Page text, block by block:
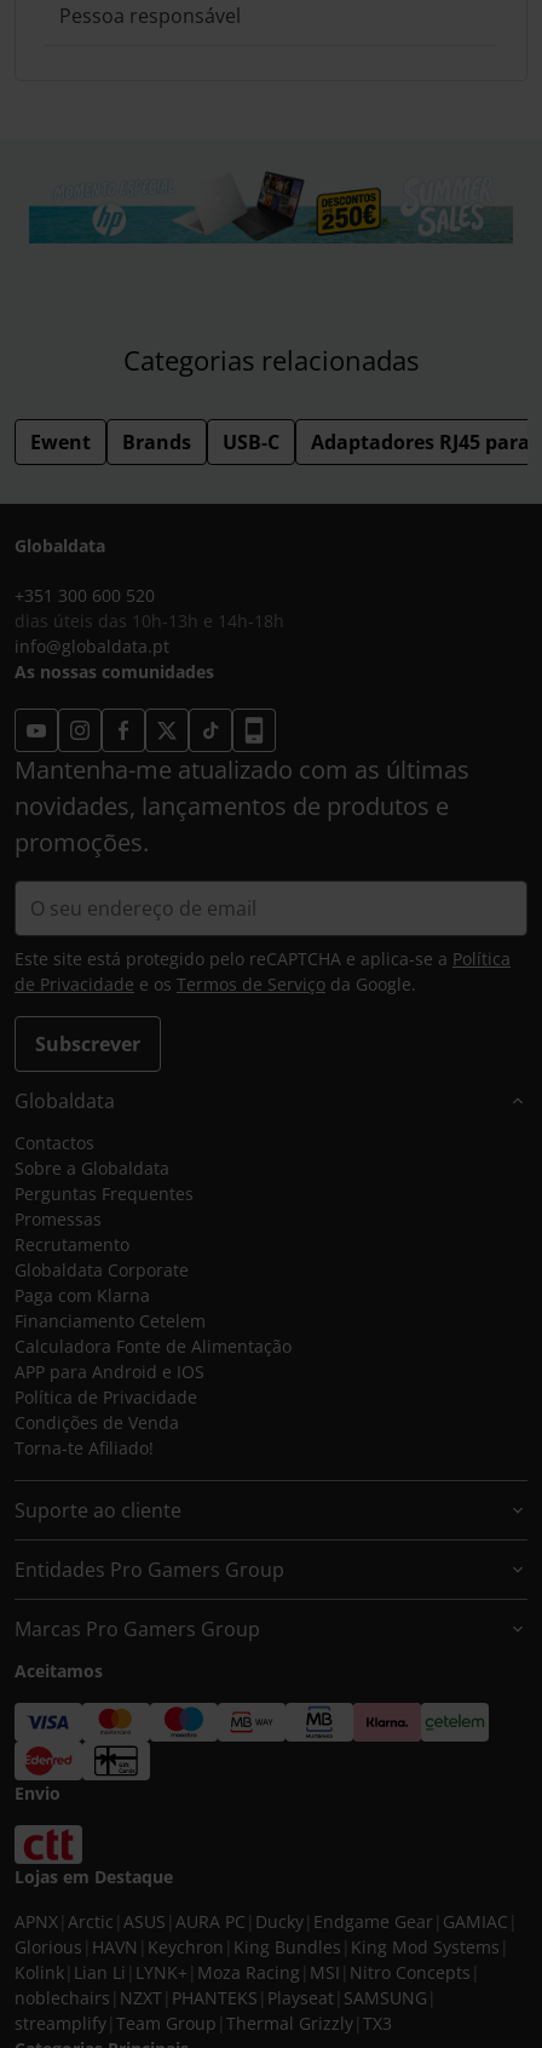
Pessoa responsável
Categorias relacionadas
Ewent Brands USB-C Adaptadores RJ45 para
Globaldata
+351 300 600 520
dias úteis das 10h-13h e 14h-18h
info@globaldata.pt
As nossas comunidades
Mantenha-me atualizado com as últimas
novidades, lançamentos de produtos e
promoções.
Subscrever
Este site está protegido pelo reCAPTCHA e aplica-se a Política
de Privacidade e os Termos de Serviço da Google.
Globaldata
Contactos
Sobre a Globaldata
Perguntas Frequentes
Promessas
Recrutamento
Globaldata Corporate
Paga com Klarna
Financiamento Cetelem
Calculadora Fonte de Alimentação
APP para Android e IOS
Política de Privacidade
Condições de Venda
Torna-te Afiliado!
Suporte ao cliente
Entidades Pro Gamers Group
Marcas Pro Gamers Group
Aceitamos
Envio
Lojas em Destaque
APNX Arctic ASUS AURA PC Ducky Endgame Gear GAMIAC
Glorious HAVN Keychron King Bundles King Mod Systems
Kolink Lian Li LYNK+ Moza Racing MSI Nitro Concepts
noblechairs NZXT PHANTEKS Playseat SAMSUNG
streamplify Team Group Thermal Grizzly TX3